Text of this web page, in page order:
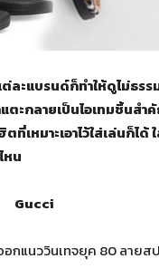
ะแบรนด์ก็ทำให้ดูไม่ธรร
ตะกลายเป็นไอเทมชิ้นส
เหมาะเอาไว้ใส่เล่นก็ได้
หน
Gucci
อกแนววินเทจยุค 80 ลายส